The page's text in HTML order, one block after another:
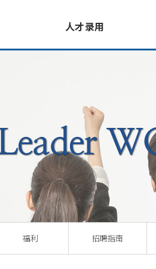
人才录用
福利 招聘指南